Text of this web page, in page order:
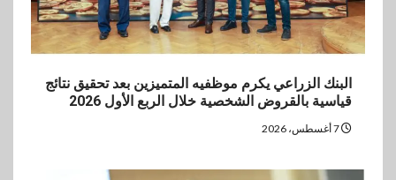
البنك الزراعي يكرم موظفيه المتميزين بعد تحقيق نتائج
قياسية بالقروض الشخصية خلال الربع الأول 2026